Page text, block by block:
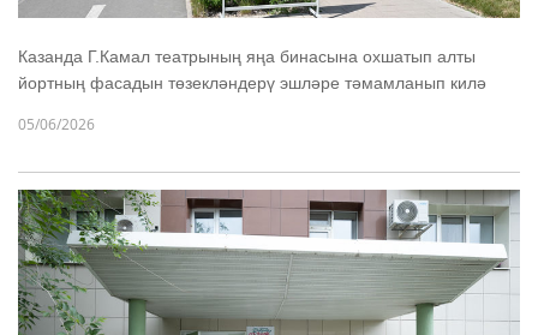
Казанда Г.Камал театрының яңа бинасына охшатып алты
йортның фасадын төзекләндерү эшләре тәмамланып килә
05/06/2026